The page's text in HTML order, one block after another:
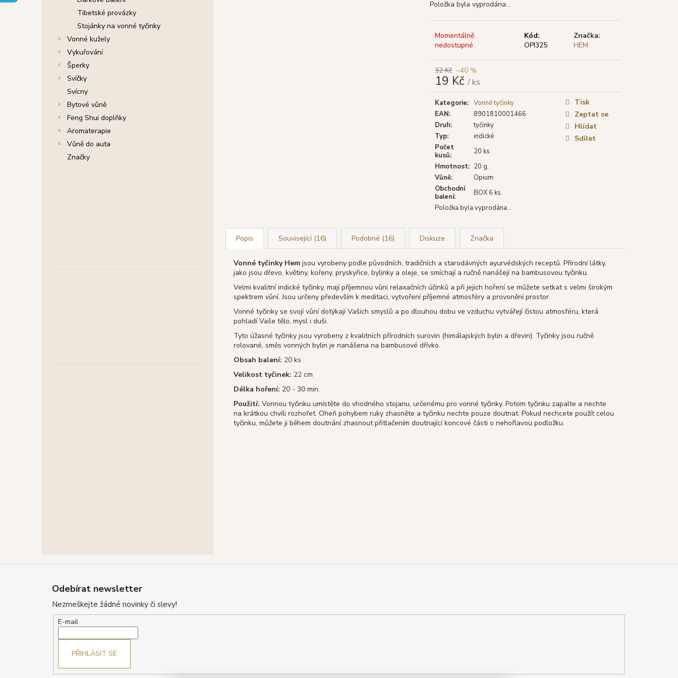
Tibetské provázky
Stojánky na vonné tyčinky
Vonné kužely
Vykuřování
Šperky
Svíčky
Svícny
Bytové vůně
Feng Shui doplňky
Aromaterapie
Vůně do auta
Značky
Položka byla vyprodána…
Momentálně
nedostupné
Kód:
OPI325
Značka:
HEM
32 Kč –40 %
19 Kč / ks
Měrná
cena:
Kategorie: Vonné tyčinky
EAN:
8901810001466
Druh:
tyčinky
Typ:
indické
Počet
kusů:
20 ks
Hmotnost: 20 g.
Vůně:
Opium
Obchodní
balení:
BOX 6 ks.
Položka byla vyprodána…
Tisk
Zeptat se
Hlídat
Sdílet
Popis Související (16) Podobné (16) Diskuze Značka
Vonné tyčinky Hem jsou vyrobeny podle původních, tradičních a starodávných ayurvédských receptů. Přírodní látky,
jako jsou dřevo, květiny, kořeny, pryskyřice, bylinky a oleje, se smíchají a ručně nanášejí na bambusovou tyčinku.
Velmi kvalitní indické tyčinky, mají příjemnou vůni relaxačních účinků a při jejich hoření se můžete setkat s velmi širokým
spektrem vůní. Jsou určeny především k meditaci, vytvoření příjemné atmosféry a provonění prostor.
Vonné tyčinky se svojí vůní dotýkají Vašich smyslů a po dlouhou dobu ve vzduchu vytvářejí čistou atmosféru, která
pohladí Vaše tělo, mysl i duši.
Tyto úžasné tyčinky jsou vyrobeny z kvalitních přírodních surovin (himálajských bylin a dřevin). Tyčinky jsou ručně
rolované, směs vonných bylin je nanášena na bambusové dřívko.
Obsah balení: 20 ks
Velikost tyčinek: 22 cm
Délka hoření: 20 - 30 min.
Použití: Vonnou tyčinku umístěte do vhodného stojanu, určenému pro vonné tyčinky. Potom tyčinku zapalte a nechte
na krátkou chvíli rozhořet. Oheň pohybem ruky zhasněte a tyčinku nechte pouze doutnat. Pokud nechcete použít celou
tyčinku, můžete ji během doutnání zhasnout přitlačením doutnající koncové části o nehořlavou podložku.
NAG CHAMPA, 15 G
Původně: 46 Kč
WHITE SAGE (BÍLÁ ŠALVĚJ), 15 G
39 Kč
Odebírat newsletter
Nezmeškejte žádné novinky či slevy!
E-mail
PŘIHLÁSIT SE